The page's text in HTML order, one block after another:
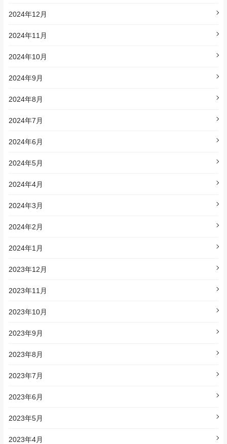
2024年12月
2024年11月
2024年10月
2024年9月
2024年8月
2024年7月
2024年6月
2024年5月
2024年4月
2024年3月
2024年2月
2024年1月
2023年12月
2023年11月
2023年10月
2023年9月
2023年8月
2023年7月
2023年6月
2023年5月
2023年4月